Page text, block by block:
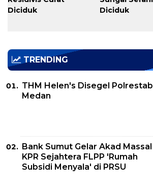
Diciduk
Diciduk
TRENDING
THM Helen's Disegel
Medan
Bank Sumut Gelar Akad Massal
KPR Sejahtera FLPP 'Rumah
Subsidi Menyala' di PRSU